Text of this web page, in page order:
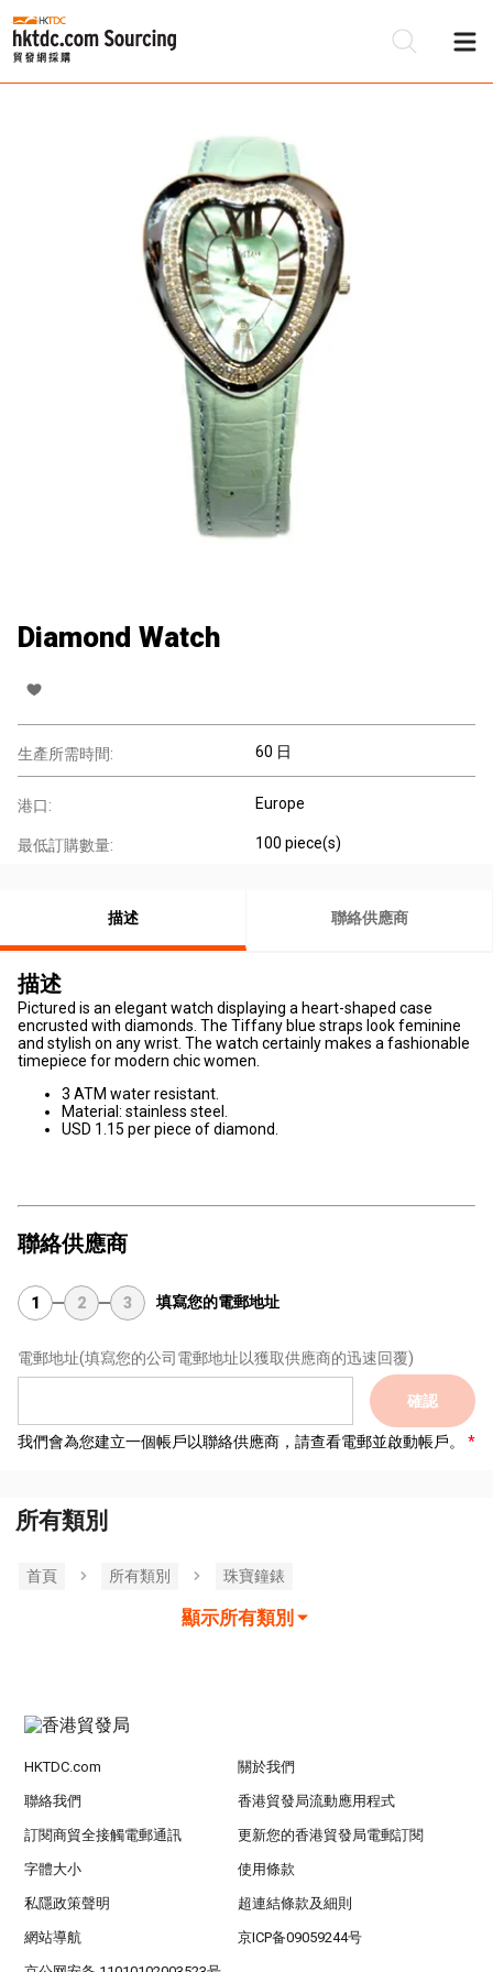
Diamond Watch
生產所需時間: 60 日
港口: Europe
最低訂購數量: 100 piece(s)
描述 聯絡供應商
描述
Pictured is an elegant watch displaying a heart-shaped case
encrusted with diamonds. The Tiffany blue straps look feminine
and stylish on any wrist. The watch certainly makes a fashionable
timepiece for modern chic women.
3 ATM water resistant.
Material: stainless steel.
USD 1.15 per piece of diamond.
聯絡供應商
1 2 3 填寫您的電郵地址
電郵地址(填寫您的公司電郵地址以獲取供應商的迅速回覆)
確認
我們會為您建立一個帳戶以聯絡供應商，請查看電郵並啟動帳戶。
所有類別
首頁 所有類別 珠寶鐘錶
顯示所有類別
HKTDC.com 關於我們
聯絡我們 香港貿發局流動應用程式
訂閱商貿全接觸電郵通訊 更新您的香港貿發局電郵訂閱
字體大小 使用條款
私隱政策聲明 超連結條款及細則
網站導航 京ICP备09059244号